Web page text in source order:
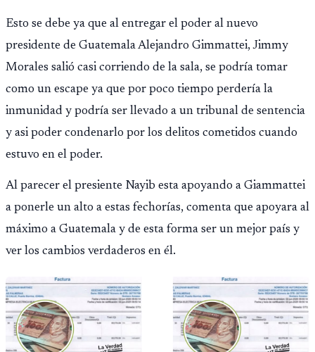
Esto se debe ya que al entregar el poder al nuevo
presidente de Guatemala Alejandro Gimmattei, Jimmy
Morales salió casi corriendo de la sala, se podría tomar
como un escape ya que por poco tiempo perdería la
inmunidad y podría ser llevado a un tribunal de sentencia
y asi poder condenarlo por los delitos cometidos cuando
estuvo en el poder.
Al parecer el presiente Nayib esta apoyando a Giammattei
a ponerle un alto a estas fechorías, comenta que apoyara al
máximo a Guatemala y de esta forma ser un mejor país y
ver los cambios verdaderos en él.